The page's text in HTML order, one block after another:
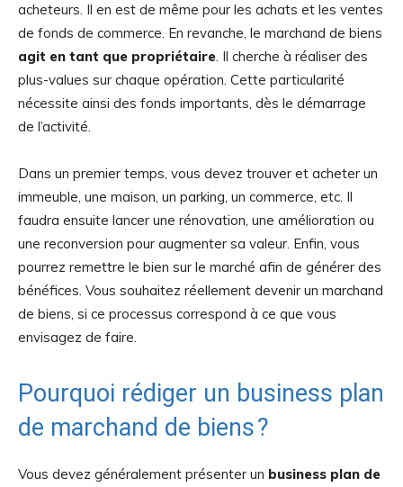
acheteurs. Il en est de même pour les achats et les ventes
de fonds de commerce. En revanche, le marchand de biens
agit en tant que propriétaire. Il cherche à réaliser des
plus-values sur chaque opération. Cette particularité
nécessite ainsi des fonds importants, dès le démarrage
de l’activité.
Dans un premier temps, vous devez trouver et acheter un
immeuble, une maison, un parking, un commerce, etc. Il
faudra ensuite lancer une rénovation, une amélioration ou
une reconversion pour augmenter sa valeur. Enfin, vous
pourrez remettre le bien sur le marché afin de générer des
bénéfices. Vous souhaitez réellement devenir un marchand
de biens, si ce processus correspond à ce que vous
envisagez de faire.
Pourquoi rédiger un business plan
de marchand de biens ?
Vous devez généralement présenter un business plan de